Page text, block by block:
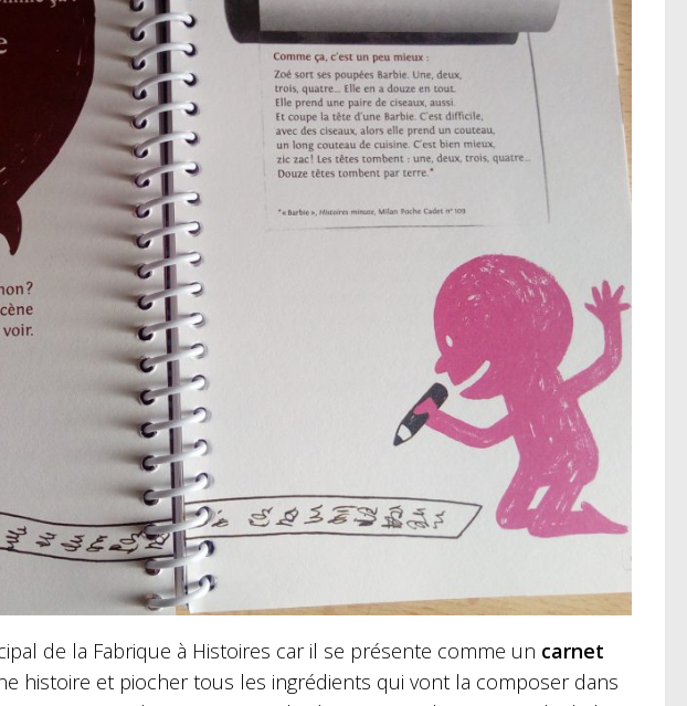
de la Fabrique à Histoires car il se présente comme un carnet
histoire et piocher tous les ingrédients qui vont la composer dans